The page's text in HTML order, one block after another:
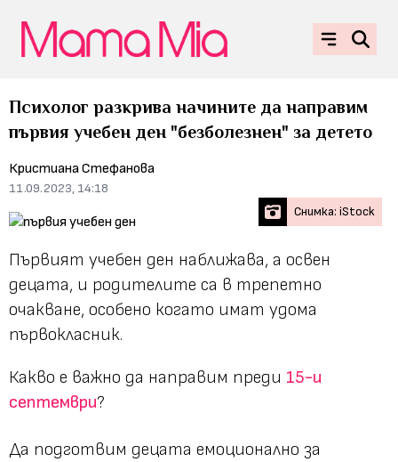
Психолог разкрива начините да направим
първия учебен ден "безболезнен" за детето
Кристиана Стефанова
11.09.2023, 14:18
Снимка: iStock
Първият учебен ден наближава, а освен
децата, и родителите са в трепетно
очакване, особено когато имат удома
първокласник.
Какво е важно да направим преди 15-и
септември?
Да подготвим децата емоционално за